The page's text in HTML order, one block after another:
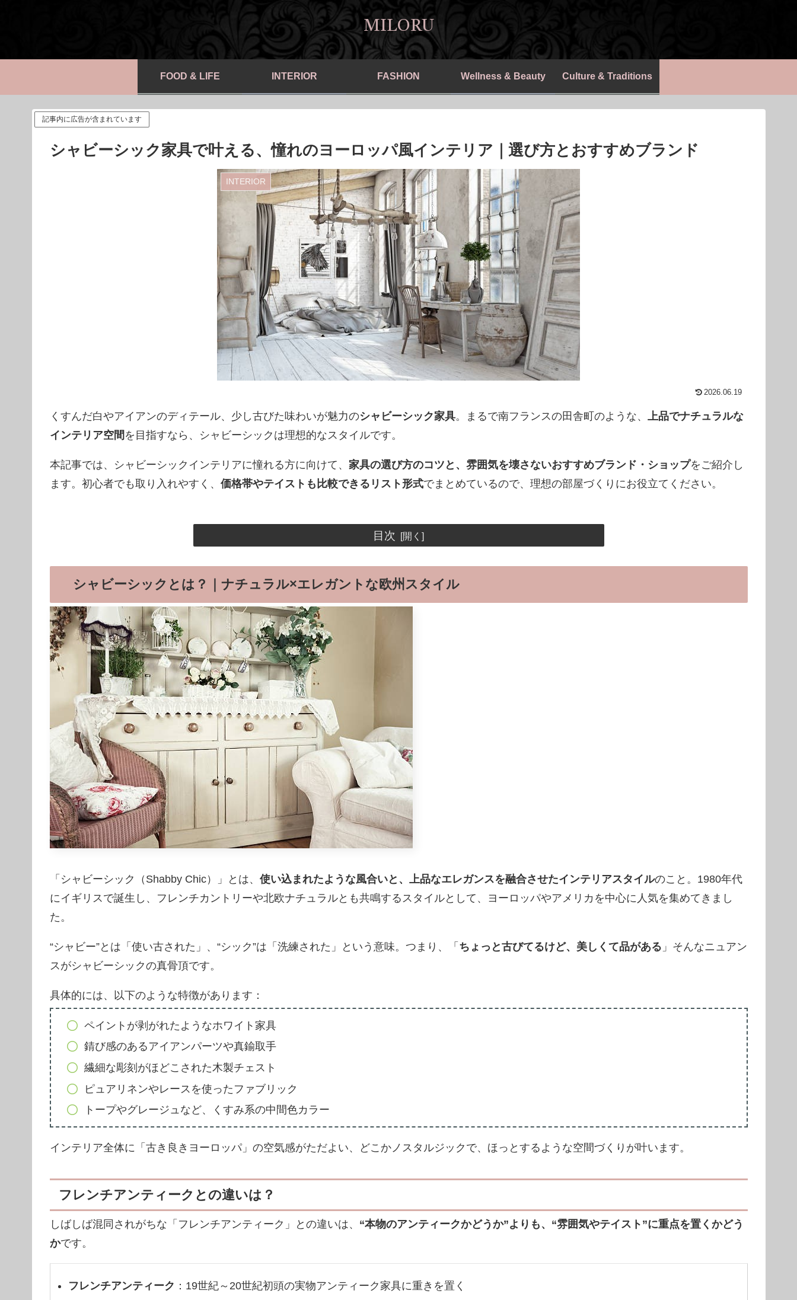
MILORU
FOOD & LIFE INTERIOR FASHION Wellness & Beauty Culture & Traditions
記事内に広告が含まれています
シャビーシック家具で叶える、憧れのヨーロッパ風インテリア｜選び方とおすすめブランド
INTERIOR
2026.06.19
くすんだ白やアイアンのディテール、少し古びた味わいが魅力のシャビーシック家具。まるで南フランスの田舎町のような、
上品でナチュラルな
インテリア空間 を目指すなら、シャビーシックは理想的なスタイルです。
本記事では、シャビーシックインテリアに憧れる方に向けて、 家具の選び方のコツと、雰囲気を壊さないおすすめブランド・ショップをご紹介し
ます。初心者でも取り入れやすく、 価格帯やテイストも比較できるリスト形式でまとめているので、理想の部屋づくりにお役立てください。
目次
シャビーシックとは？｜ナチュラル×エレガントな欧州スタイル
「シャビーシック（Shabby Chic）」とは、 使い込まれたような風合いと、上品なエレガンスを融合させたインテリアスタイルのこと。1980年代
にイギリスで誕生し、フレンチカントリーや北欧ナチュラルとも共鳴するスタイルとして、ヨーロッパやアメリカを中心に人気を集めてきまし
た。
“シャビー”とは「使い古された」、“シック”は「洗練された」という意味。つまり、「 ちょっと古びてるけど、美しくて品がある 」そんなニュアン
スがシャビーシックの真骨頂です。
具体的には、以下のような特徴があります：
ペイントが剥がれたようなホワイト家具
錆び感のあるアイアンパーツや真鍮取手
繊細な彫刻がほどこされた木製チェスト
ピュアリネンやレースを使ったファブリック
トープやグレージュなど、くすみ系の中間色カラー
インテリア全体に「古き良きヨーロッパ」の空気感がただよい、どこかノスタルジックで、ほっとするような空間づくりが叶います。
フレンチアンティークとの違いは？
しばしば混同されがちな「フレンチアンティーク」との違いは、 “本物のアンティークかどうか”よりも、“雰囲気やテイスト”に重点を置くかどう
かです。
フレンチアンティーク ：19世紀～20世紀初頭の実物アンティーク家具に重きを置く